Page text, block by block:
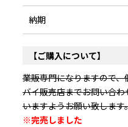
納期
【ご購入について】
業販専門になりますので
バイ販売店までお問い合
いますようお願い致します
※完売しました